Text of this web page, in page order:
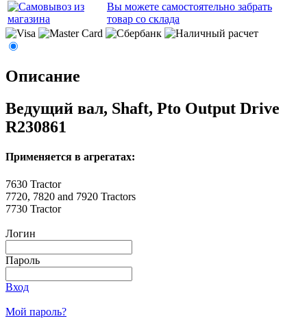
Вы можете самостоятельно забрать
товар со склада
Описание
Ведущий вал, Shaft, Pto Output Drive
R230861
Применяется в агрегатах:
7630 Tractor
7720, 7820 and 7920 Tractors
7730 Tractor
Логин
Пароль
Вход
Мой пароль?